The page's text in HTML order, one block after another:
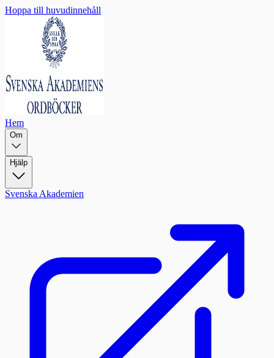
Hoppa till huvudinnehåll
Hem
Om
Hjälp
Svenska Akademien